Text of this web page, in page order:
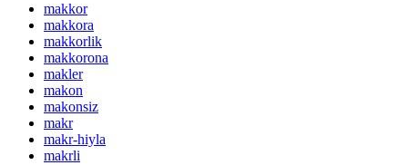
makkor
makkora
makkorlik
makkorona
makler
makon
makonsiz
makr
makr-hiyla
makrli